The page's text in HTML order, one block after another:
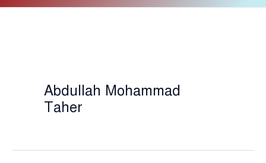
Abdullah Mohammad
Taher